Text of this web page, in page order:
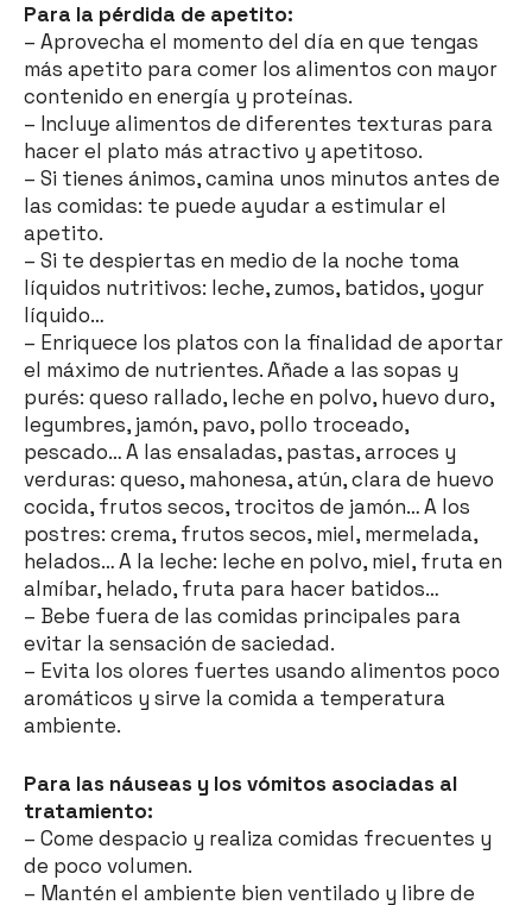
Para la pérdida de apetito:
– Aprovecha el momento del día en que tengas
más apetito para comer los alimentos con mayor
contenido en energía y proteínas.
– Incluye alimentos de diferentes texturas para
hacer el plato más atractivo y apetitoso.
– Si tienes ánimos, camina unos minutos antes de
las comidas: te puede ayudar a estimular el
apetito.
– Si te despiertas en medio de la noche toma
líquidos nutritivos: leche, zumos, batidos, yogur
líquido…
– Enriquece los platos con la finalidad de aportar
el máximo de nutrientes. Añade a las sopas y
purés: queso rallado, leche en polvo, huevo duro,
legumbres, jamón, pavo, pollo troceado,
pescado… A las ensaladas, pastas, arroces y
verduras: queso, mahonesa, atún, clara de huevo
cocida, frutos secos, trocitos de jamón… A los
postres: crema, frutos secos, miel, mermelada,
helados… A la leche: leche en polvo, miel, fruta en
almíbar, helado, fruta para hacer batidos…
– Bebe fuera de las comidas principales para
evitar la sensación de saciedad.
– Evita los olores fuertes usando alimentos poco
aromáticos y sirve la comida a temperatura
ambiente.
Para las náuseas y los vómitos asociadas al
tratamiento:
– Come despacio y realiza comidas frecuentes y
de poco volumen.
– Mantén el ambiente bien ventilado y libre de